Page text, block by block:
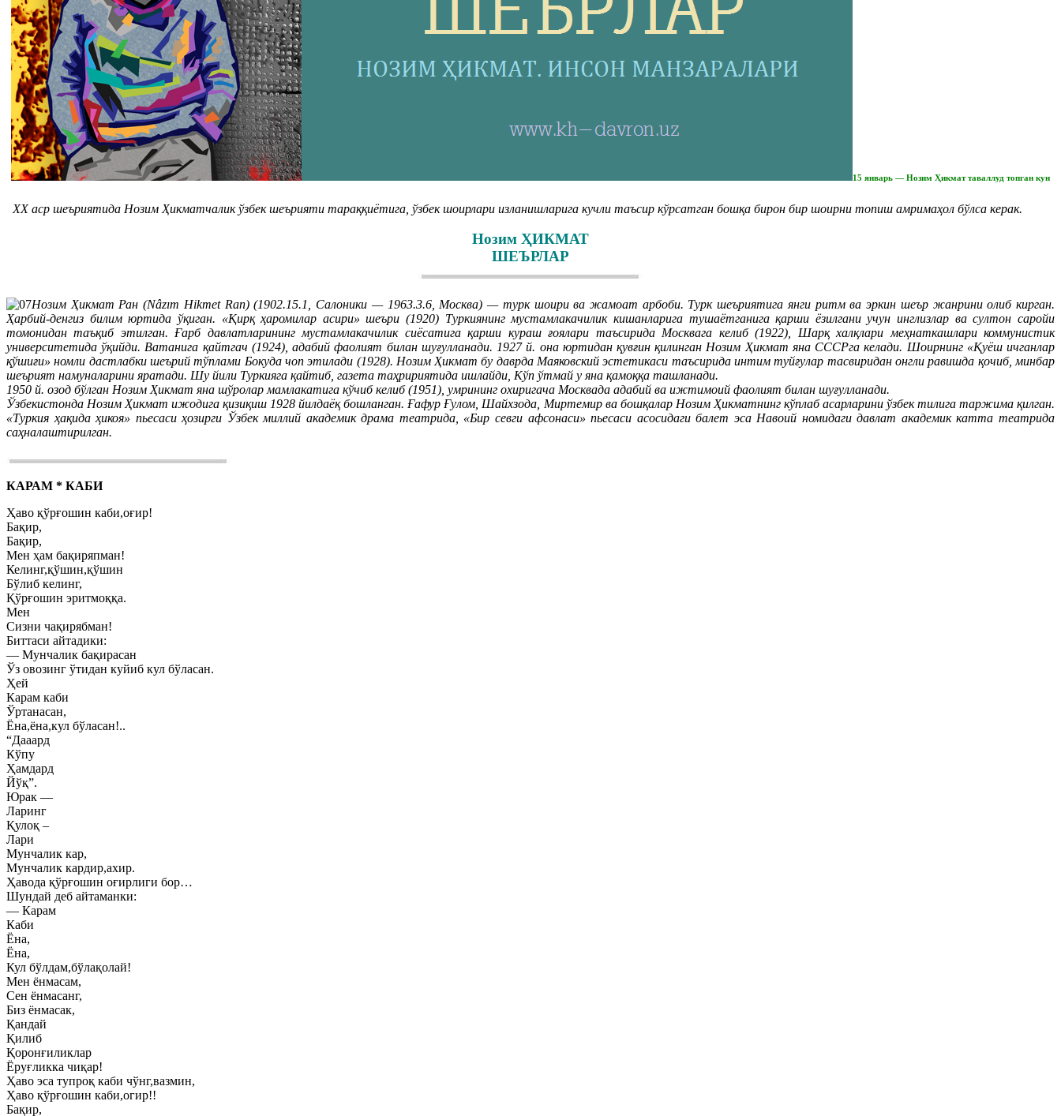
15 январь — Нозим Ҳикмат таваллуд топган кун
ХХ аср шеъриятида Нозим Ҳикматчалик ўзбек шеърияти тараққиётига, ўзбек шоирлари изланишларига кучли таъсир кўрсатган бошқа бирон бир шоирни топиш амримаҳол бўлса керак.
Нозим ҲИКМАТ
ШЕЪРЛАР
Нозим Ҳикмат Ран (Nâzım Hikmet Ran) (1902.15.1, Салоники — 1963.3.6, Москва) — турк шоири ва жамоат арбоби. Турк шеъриятига янги ритм ва эркин шеър жанрини олиб кирган.
Ҳарбий-денгиз билим юртида ўқиган. «Қирқ ҳаромилар асири» шеъри (1920) Туркиянинг мустамлакачилик кишанларига тушаётганига қарши ёзилгани учун инглизлар ва султон саройи
томонидан таъқиб этилган. Ғарб давлатларининг мустамлакачилик сиёсатига қарши кураш ғоялари таъсирида Москвага келиб (1922), Шарқ халқлари меҳнаткашлари коммунистик
университетида ўқийди. Ватанига қайтгач (1924), адабий фаолият билан шуғулланади. 1927 й. она юртидан қувғин қилинган Нозим Ҳикмат яна СССРга келади. Шоирнинг «Қуёш ичганлар
қўшиғи» номли дастлабки шеърий тўплами Бокуда чоп этилади (1928). Нозим Ҳикмат бу даврда Маяковский эстетикаси таъсирида интим туйғулар тасвиридан онгли равишда қочиб, минбар
шеърият намуналарини яратади. Шу йили Туркияга қайтиб, газета таҳририятида ишлайди, Кўп ўтмай у яна қамоққа ташланади.
1950 й. озод бўлган Нозим Ҳикмат яна шўролар мамлакатига кўчиб келиб (1951), умрининг охиригача Москвада адабий ва ижтимоий фаолият билан шуғулланади.
Ўзбекистонда Нозим Ҳикмат ижодига қизиқиш 1928 йилдаёқ бошланган. Ғафур Ғулом, Шайхзода, Миртемир ва бошқалар Нозим Ҳикматнинг кўплаб асарларини ўзбек тилига таржима қилган.
«Туркия ҳақида ҳикоя» пьесаси ҳозирги Ўзбек миллий академик драма театрида, «Бир севги афсонаси» пьесаси асосидаги балет эса Навоий номидаги давлат академик катта театрида
саҳналаштирилган.
КАРАМ * КАБИ
Ҳаво қўрғошин каби,оғир!
Бақир,
Бақир,
Мен ҳам бақиряпман!
Келинг,қўшин,қўшин
Бўлиб келинг,
Қўрғошин эритмоққа.
Мен
Сизни чақирябман!
Биттаси айтадики:
— Мунчалик бақирасан
Ўз овозинг ўтидан куйиб кул бўласан.
Ҳей
Карам каби
Ўртанасан,
Ёна,ёна,кул бўласан!..
“Дааард
Кўпу
Ҳамдард
Йўқ”.
Юрак —
Ларинг
Қулоқ –
Лари
Мунчалик кар,
Мунчалик кардир,ахир.
Ҳавода қўрғошин оғирлиги бор…
Шундай деб айтаманки:
— Карам
Каби
Ёна,
Ёна,
Кул бўлдам,бўлақолай!
Мен ёнмасам,
Сен ёнмасанг,
Биз ёнмасак,
Қандай
Қилиб
Қоронғиликлар
Ёруғликка чиқар!
Ҳаво эса тупроқ каби чўнг,вазмин,
Ҳаво қўрғошин каби,огир!!
Бақир,